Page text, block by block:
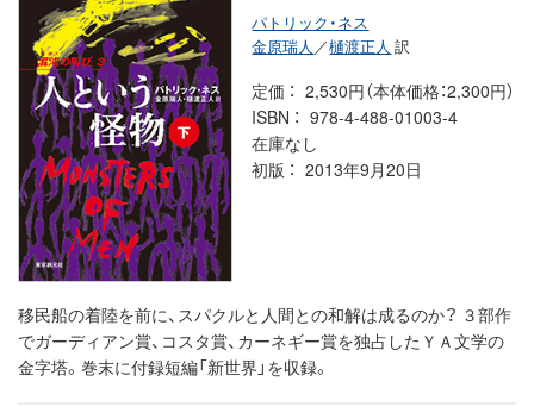
パトリック・ネス
金原瑞人 ／樋渡正人 訳
定価
2,530円（本体価格：2,300円）
ISBN
978-4-488-01003-4
在庫なし
初版
2013年9月20日
移民船の着陸を前に、スパクルと人間との和解は成るのか？ ３部作
でガーディアン賞、コスタ賞、カーネギー賞を独占したＹＡ文学の
金字塔。巻末に付録短編「新世界」を収録。